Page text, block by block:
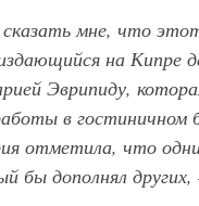
мне, что
на Кипре
Эврипиду,
в гостиничном
отметила, что
бы дополнял